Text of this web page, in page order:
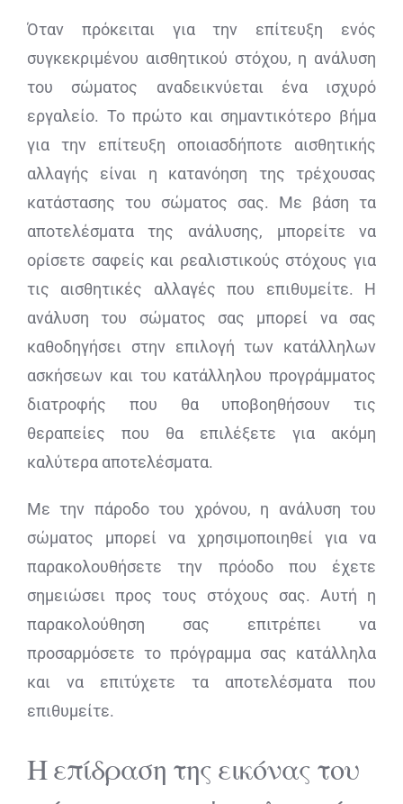
Όταν πρόκειται για την επίτευξη ενός
συγκεκριμένου αισθητικού στόχου, η ανάλυση
του σώματος αναδεικνύεται ένα ισχυρό
εργαλείο. Το πρώτο και σημαντικότερο βήμα
για την επίτευξη οποιασδήποτε αισθητικής
αλλαγής είναι η κατανόηση της τρέχουσας
κατάστασης του σώματος σας. Με βάση τα
αποτελέσματα της ανάλυσης, μπορείτε να
ορίσετε σαφείς και ρεαλιστικούς στόχους για
τις αισθητικές αλλαγές που επιθυμείτε. Η
ανάλυση του σώματος σας μπορεί να σας
καθοδηγήσει στην επιλογή των κατάλληλων
ασκήσεων και του κατάλληλου προγράμματος
διατροφής που θα υποβοηθήσουν τις
θεραπείες που θα επιλέξετε για ακόμη
καλύτερα αποτελέσματα.
Με την πάροδο του χρόνου, η ανάλυση του
σώματος μπορεί να χρησιμοποιηθεί για να
παρακολουθήσετε την πρόοδο που έχετε
σημειώσει προς τους στόχους σας. Αυτή η
παρακολούθηση σας επιτρέπει να
προσαρμόσετε το πρόγραμμα σας κατάλληλα
και να επιτύχετε τα αποτελέσματα που
επιθυμείτε.
Η επίδραση της εικόνας του